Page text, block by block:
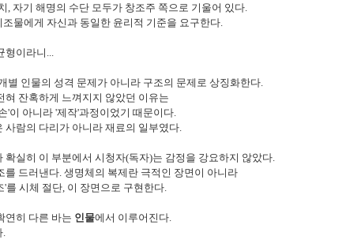
, 자기 해명의 수단 모두가 창조주 쪽으로 기울어 있다.
물에게 자신과 동일한 윤리적 기준을 요구한다.
형이라니...
별 인물의 성격 문제가 아니라 구조의 문제로 상징화한다.
혀 잔혹하게 느껴지지 않았던 이유는
'이 아니라 '제작'과정이었기 때문이다.
사람의 다리가 아니라 재료의 일부였다.
확실히 이 부분에서 시청자(독자)는 감정을 강요하지 않았다.
를 드러낸다. 생명체의 복제란 극적인 장면이 아니라
'를 시체 절단, 이 장면으로 구현한다.
연히 다른 바는 인물에서 이루어진다.
.